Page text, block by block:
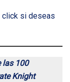
click si deseas
las 100
Knight